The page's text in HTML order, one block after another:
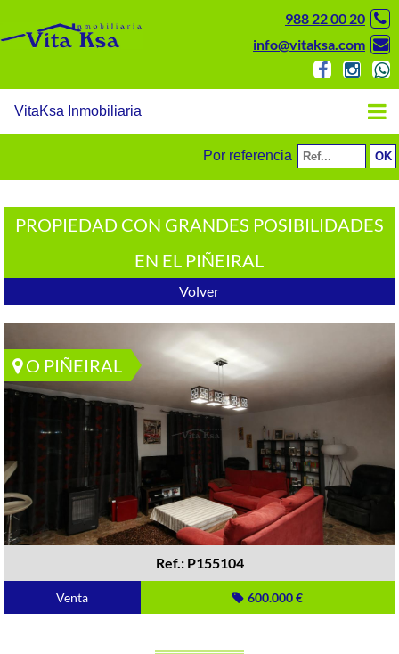
988 22 00 20
info@vitaksa.com
VitaKsa Inmobiliaria
Por referencia
PROPIEDAD CON GRANDES POSIBILIDADES
EN EL PIÑEIRAL
Volver
O PIÑEIRAL
Ref.: P155104
Venta 600.000 €